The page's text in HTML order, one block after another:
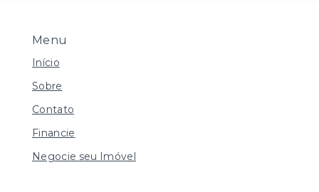
Menu
Início
Sobre
Contato
Financie
Negocie seu Imóvel